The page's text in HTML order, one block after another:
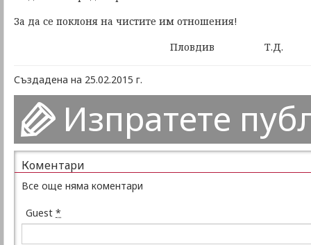
За да се поклоня на чистите им отношения!
Пловдив Т.Д.
Създадена на 25.02.2015 г.
Изпратете
Коментари
Все още няма коментари
Guest *